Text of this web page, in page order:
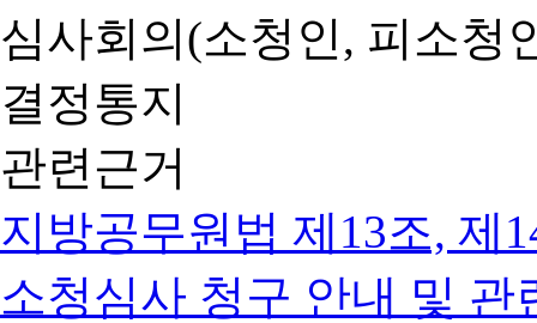
심사회의(소청인, 피소청
결정통지
관련근거
지방공무원법 제13조, 제
소청심사 청구 안내 및 관